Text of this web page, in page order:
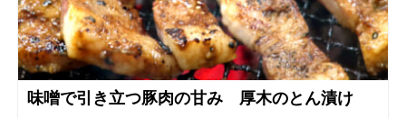
味噌で引き立つ豚肉の甘み 厚木のとん漬け